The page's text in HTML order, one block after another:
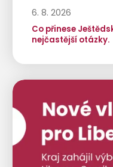
6. 8. 2026
Co přinese
nejčastější otázky.